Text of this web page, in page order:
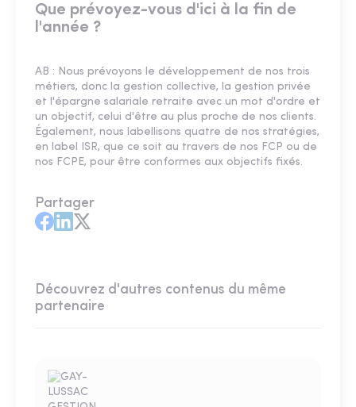
Que prévoyez-vous d'ici à la fin de
l'année ?
AB : Nous prévoyons le développement de nos trois
métiers, donc la gestion collective, la gestion privée
et l'épargne salariale retraite avec un mot d'ordre et
un objectif, celui d'être au plus proche de nos clients.
Également, nous labellisons quatre de nos stratégies,
en label ISR, que ce soit au travers de nos FCP ou de
nos FCPE, pour être conformes aux objectifs fixés.
Partager
Découvrez d'autres contenus du même
partenaire